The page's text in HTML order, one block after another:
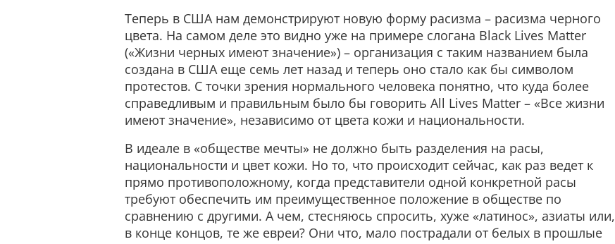
Теперь в США нам демонстрируют новую форму расизма – расизма черного
цвета. На самом деле это видно уже на примере слогана Black Lives Matter
(«Жизни черных имеют значение») – организация с таким названием была
создана в США еще семь лет назад и теперь оно стало как бы символом
протестов. С точки зрения нормального человека понятно, что куда более
справедливым и правильным было бы говорить All Lives Matter – «Все жизни
имеют значение», независимо от цвета кожи и национальности.
В идеале в «обществе мечты» не должно быть разделения на расы,
национальности и цвет кожи. Но то, что происходит сейчас, как раз ведет к
прямо противоположному, когда представители одной конкретной расы
требуют обеспечить им преимущественное положение в обществе по
сравнению с другими. А чем, стесняюсь спросить, хуже «латинос», азиаты или,
в конце концов, те же евреи? Они что, мало пострадали от белых в прошлые